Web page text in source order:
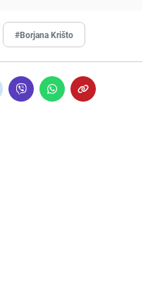
#Borjana Krišto